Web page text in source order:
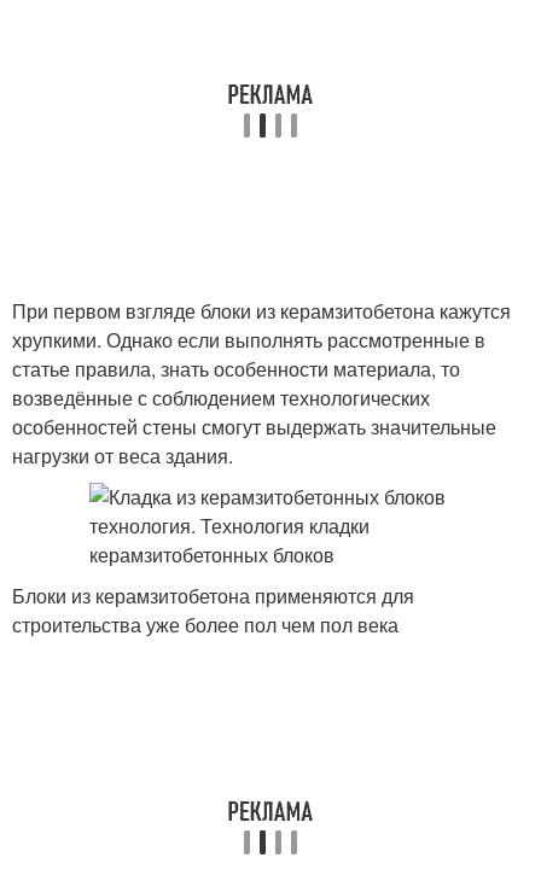
При первом взгляде блоки из керамзитобетона кажутся
хрупкими. Однако если выполнять рассмотренные в
статье правила, знать особенности материала, то
возведённые с соблюдением технологических
особенностей стены смогут выдержать значительные
нагрузки от веса здания.
Блоки из керамзитобетона применяются для
строительства уже более пол чем пол века